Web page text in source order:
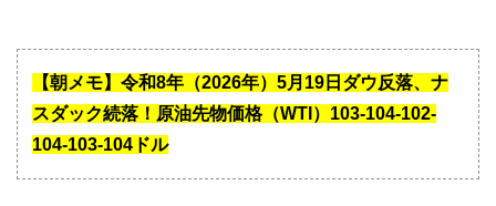
【朝メモ】令和8年（2026年）5月19日ダウ反落、ナ
スダック続落！原油先物価格（WTI）103-104-102-
104-103-104ドル